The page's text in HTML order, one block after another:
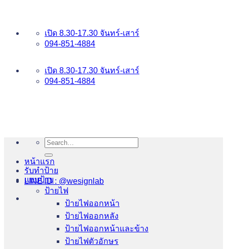
เปิด 8.30-17.30 จันทร์-เสาร์
094-851-4884
เปิด 8.30-17.30 จันทร์-เสาร์
094-851-4884
LINE ID : @wesignlab
Search
for:
หน้าแรก
รับทำป้าย
แบบป้าย
ป้ายไฟ
ป้ายไฟออกหน้า
ป้ายไฟออกหลัง
ป้ายไฟออกหน้าและข้าง
ป้ายไฟตัวอักษร